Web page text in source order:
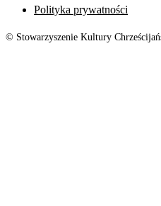
Polityka prywatności
© Stowarzyszenie Kultury